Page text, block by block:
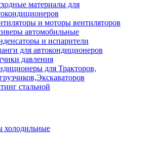
материалы для
и моторы вентиляторов
автомобильные
и испарители
для автокондиционеров
давления
для Тракторов,
стальной
холодильные